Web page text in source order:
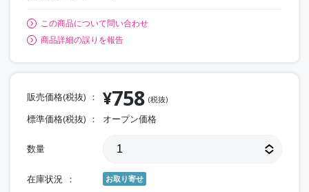
この商品について問い合わせ
商品詳細の誤りを報告
販売価格(税抜) ¥758 (税抜)
標準価格(税抜) オープン価格
数量
在庫状況 お取り寄せ